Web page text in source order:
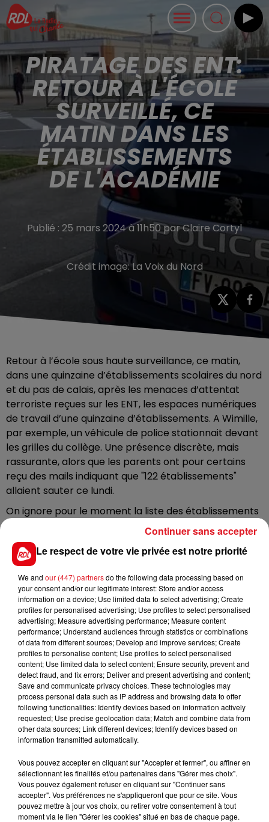
PIRATAGE DES ENT:
RETOUR À L'ÉCOLE
SURVEILLÉ, CE
MATIN DANS LES
ÉTABLISSEMENTS
DE L'ACADÉMIE
Publié : 25 mars 2024 à 11h50 par Claire Cortyl
Crédit image:La Voix du Nord
Retour à l’école sous haute surveillance, ce matin,
dans une quinzaine d’établissements scolaires du nord
et du pas de calais, après les menaces d’attentat
terroriste reçues sur les ENT, les espaces numériques
de travail d’une quinzaine d’établissements. A Wimille,
par exemple, un véhicule de police stationnait devant
les grilles du collège. Une présence discrète, mais
rassurante, alors que les parents ont pour certains
reçu des mails indiquant que "122 établissements"
allaient sauter ce lundi.
On ignore pour le moment la liste des établissements
visés par les menaces, mais les messageries ont été
désactivées des ENT, jusqu’ à nouvel ordre, pour éviter
ce genre de menaces.
FIL D'ACTUS
15 juillet 2026
BÉTHUNE: ENQUÊTE POUR HOMICIDE
VOLONTAIRE EN COURS, APRÈS LA...
Selon les premiers éléments, le logement servait
à des prostituées
Le respect de votre vie privée est notre priorité
We and our (447) partnersdo the following data processing based on
your consent and/or our legitimate interest: Store and/or access
information on a device; Use limited data to select advertising; Create
profiles for personalised advertising; Use profiles to select personalised
advertising; Measure advertising performance; Measure content
performance; Understand audiences through statistics or combinations
of data from different sources; Develop and improve services; Create
profiles to personalise content; Use profiles to select personalised
content; Use limited data to select content; Ensure security, prevent and
detect fraud, and fix errors; Deliver and present advertising and content;
Save and communicate privacy choices. These technologies may
process personal data such as IP address and browsing data to offer
following functionalities: Identify devices based on information actively
requested; Use precise geolocation data; Match and combine data from
other data sources; Link different devices; Identify devices based on
information transmitted automatically.
Vous pouvez accepter en cliquant sur "Accepter et fermer", ou affiner en
sélectionnant les finalités et/ou partenaires dans "Gérer mes choix".
Vous pouvez également refuser en cliquant sur "Continuer sans
accepter". Vos préférences ne s'appliqueront que pour ce site. Vous
pouvez mettre à jour vos choix, ou retirer votre consentement à tout
moment via le lien "Gérer les cookies" situé en bas de chaque page.
Continuer sans accepter